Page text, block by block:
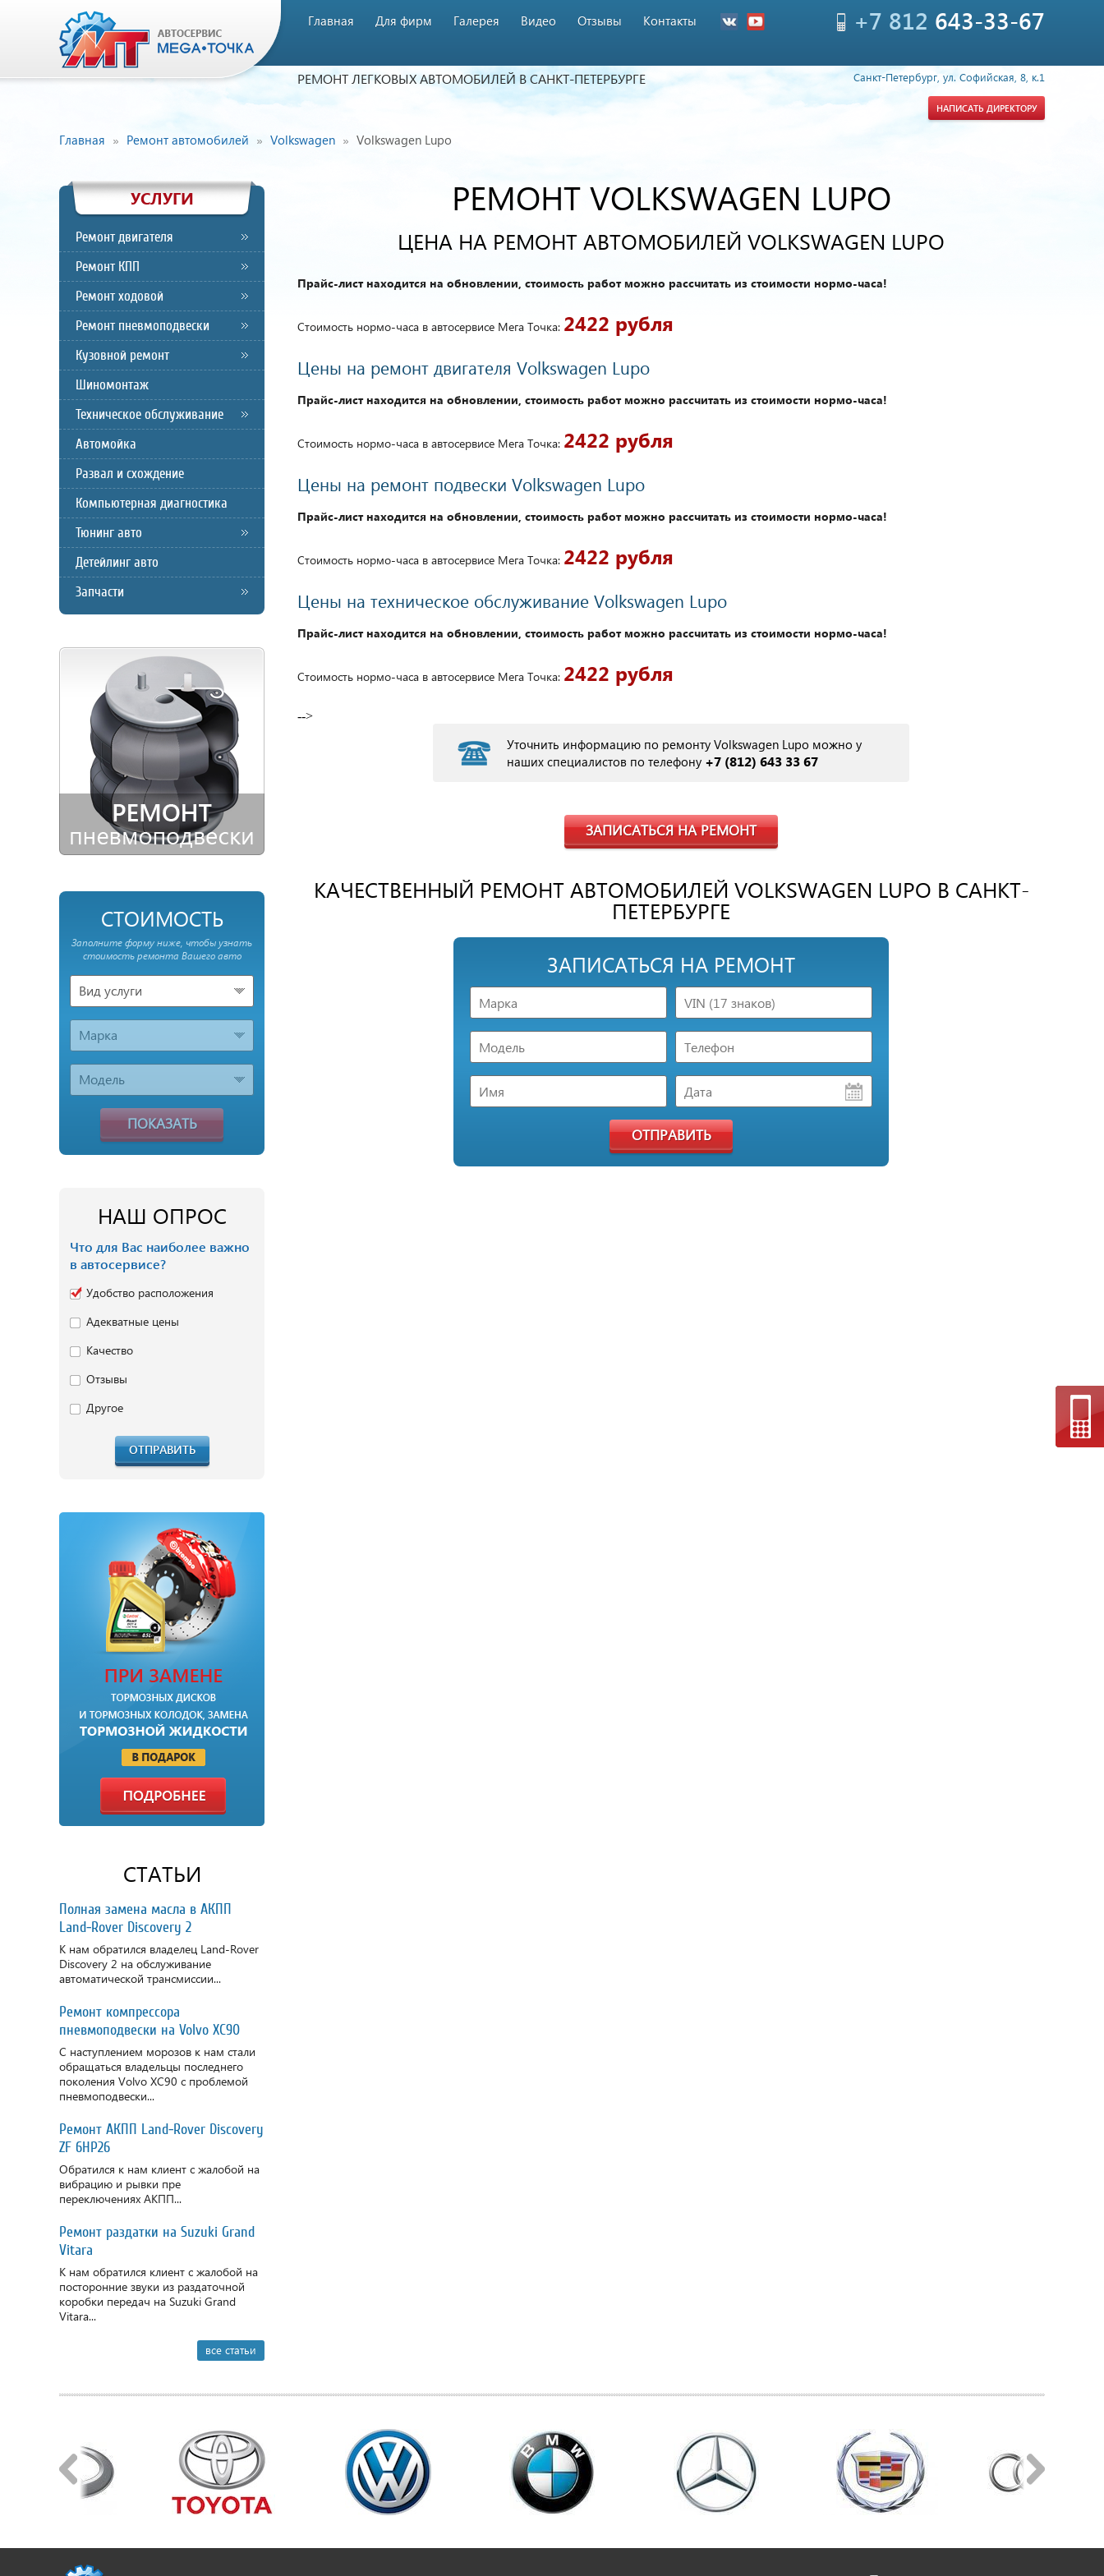
РЕМОНТ ЛЕГКОВЫХ АВТОМОБИЛЕЙ В САНКТ-ПЕТЕРБУРГЕ
Главная Для фирм Галерея Видео Отзывы Контакты +7 812 643-33-67
Санкт-Петербург, ул. Софийская, 8, к.1
НАПИСАТЬ ДИРЕКТОРУ
Главная Ремонт автомобилей Volkswagen Volkswagen Lupo
УСЛУГИ
Ремонт двигателя
Ремонт КПП
Ремонт ходовой
Ремонт пневмоподвески
Кузовной ремонт
Шиномонтаж
Техническое обслуживание
Автомойка
Развал и схождение
Компьютерная диагностика
Тюнинг авто
Детейлинг авто
Запчасти
СТОИМОСТЬ
Заполните форму ниже, чтобы узнать
стоимость ремонта Вашего авто
Вид услуги
Марка
Модель
ПОКАЗАТЬ
НАШ ОПРОС
Что для Вас наиболее важно
в автосервисе?
Удобство расположения
Адекватные цены
Качество
Отзывы
Другое
ОТПРАВИТЬ
СТАТЬИ
Полная замена масла в АКПП
Land-Rover Discovery 2
К нам обратился владелец Land-Rover
Discovery 2 на обслуживание
автоматической трансмиссии...
Ремонт компрессора
пневмоподвески на Volvo XC90
С наступлением морозов к нам стали
обращаться владельцы последнего
поколения Volvo XC90 с проблемой
пневмоподвески...
Ремонт АКПП Land-Rover Discovery
ZF 6HP26
Обратился к нам клиент с жалобой на
вибрацию и рывки пре
переключениях АКПП...
Ремонт раздатки на Suzuki Grand
Vitara
К нам обратился клиент с жалобой на
посторонние звуки из раздаточной
коробки передач на Suzuki Grand
Vitara...
все статьи
РЕМОНТ VOLKSWAGEN LUPO
ЦЕНА НА РЕМОНТ АВТОМОБИЛЕЙ VOLKSWAGEN LUPO
Прайс-лист находится на обновлении, стоимость работ можно рассчитать из стоимости нормо-часа!
Стоимость нормо-часа в автосервисе Мега Точка: 2422 рубля
Цены на ремонт двигателя Volkswagen Lupo
Прайс-лист находится на обновлении, стоимость работ можно рассчитать из стоимости нормо-часа!
Стоимость нормо-часа в автосервисе Мега Точка: 2422 рубля
Цены на ремонт подвески Volkswagen Lupo
Прайс-лист находится на обновлении, стоимость работ можно рассчитать из стоимости нормо-часа!
Стоимость нормо-часа в автосервисе Мега Точка: 2422 рубля
Цены на техническое обслуживание Volkswagen Lupo
Прайс-лист находится на обновлении, стоимость работ можно рассчитать из стоимости нормо-часа!
Стоимость нормо-часа в автосервисе Мега Точка: 2422 рубля
-->
Уточнить информацию по ремонту Volkswagen Lupo можно у
наших специалистов по телефону +7 (812) 643 33 67
ЗАПИСАТЬСЯ НА РЕМОНТ
КАЧЕСТВЕННЫЙ РЕМОНТ АВТОМОБИЛЕЙ VOLKSWAGEN LUPO В САНКТ-
ПЕТЕРБУРГЕ
ЗАПИСАТЬСЯ НА РЕМОНТ
ОТПРАВИТЬ